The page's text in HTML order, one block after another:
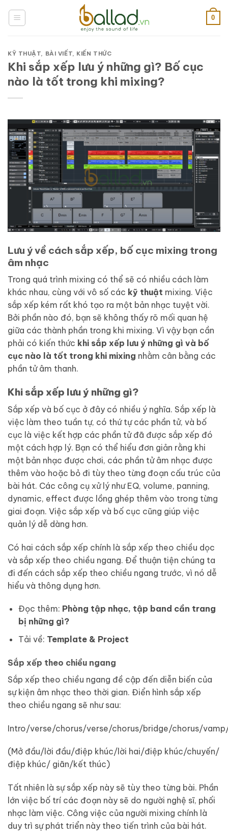
qua
0
KỸ THUẬT, BÀI VIẾT, KIẾN THỨC
Khi sắp xếp lưu ý những gì? Bố cục
nào là tốt trong khi mixing?
Lưu ý về cách sắp xếp, bố cục mixing trong
âm nhạc
Trong quá trình mixing có thể sẽ có nhiều cách làm
khác nhau, cùng với vô số các kỹ thuật mixing. Việc
sắp xếp kém rất khó tạo ra một bản nhạc tuyệt vời.
Bởi phần nào đó, bạn sẽ không thấy rõ mối quan hệ
giữa các thành phần trong khi mixing. Vì vậy bạn cần
phải có kiến thức khi sắp xếp lưu ý những gì và bố
cục nào là tốt trong khi mixing nhằm cân bằng các
phần tử âm thanh.
Khi sắp xếp lưu ý những gì?
Sắp xếp và bố cục ở đây có nhiều ý nghĩa. Sắp xếp là
việc làm theo tuần tự, có thứ tự các phần tử, và bố
cục là việc kết hợp các phần tử đã được sắp xếp đó
một cách hợp lý. Bạn có thể hiểu đơn giản rằng khi
một bản nhạc được chơi, các phần tử âm nhạc được
thêm vào hoặc bỏ đi tùy theo từng đoạn cấu trúc của
bài hát. Các công cụ xử lý như EQ, volume, panning,
dynamic, effect được lồng ghép thêm vào trong từng
giai đoạn. Việc sắp xếp và bố cục cũng giúp việc
quản lý dễ dàng hơn.
Có hai cách sắp xếp chính là sắp xếp theo chiều dọc
và sắp xếp theo chiều ngang. Để thuận tiện chúng ta
đi đến cách sắp xếp theo chiều ngang trước, vì nó dễ
hiểu và thông dụng hơn.
Đọc thêm: Phòng tập nhạc, tập band cần trang
bị những gì?
Tải về: Template & Project
Sắp xếp theo chiều ngang
Sắp xếp theo chiều ngang đề cập đến diễn biến của
sự kiện âm nhạc theo thời gian. Điển hình sắp xếp
theo chiều ngang sẽ như sau:
Intro/verse/chorus/verse/chorus/bridge/chorus/
(Mở đầu/lời đầu/điệp khúc/lời hai/điệp khúc/chuyến/
điệp khúc/ giãn/kết thúc)
Tất nhiên là sự sắp xếp này sẽ tùy theo từng bài. Phần
lớn việc bố trí các đoạn này sẽ do người nghệ sĩ, phối
nhạc làm việc. Công việc của người mixing chính là
duy trì sự phát triển này theo tiến trình của bài hát.